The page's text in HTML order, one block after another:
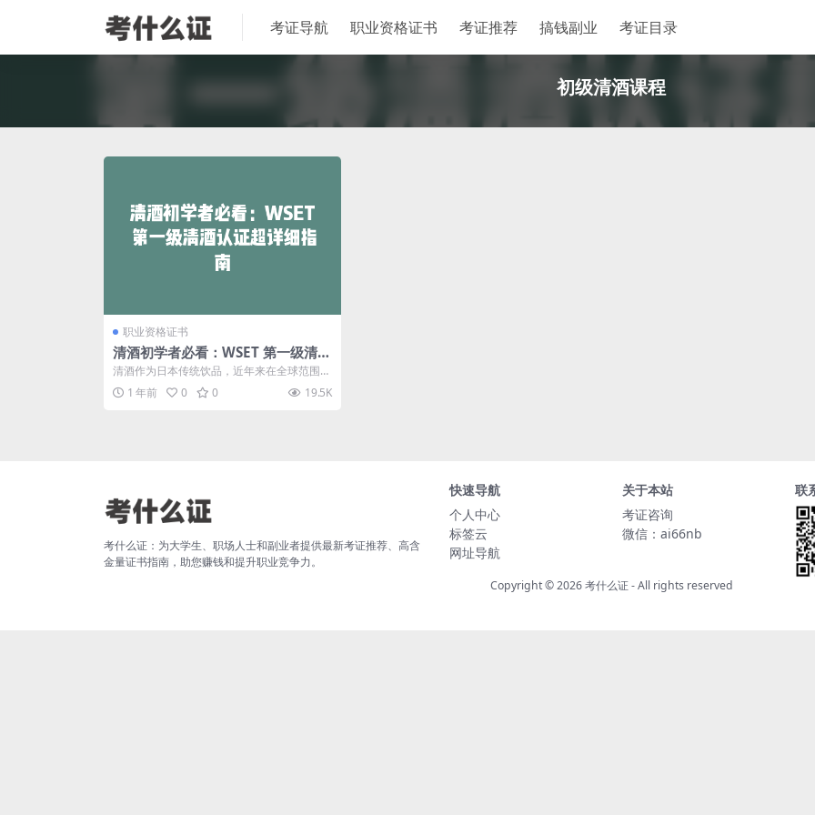
考证导航 职业资格证书 考证推荐 搞钱副业 考证目录
初级清酒课程
职业资格证书
清酒初学者必看：WSET 第一级清酒
认证超详细指南
清酒作为日本传统饮品，近年来在全球范围内
越来越受欢迎。如果你是一位清酒爱好者或
是...1 年前 0 0 19.5K
考什么证：为大学生、职场人士和副业者提供最新考证推荐、高含
金量证书指南，助您赚钱和提升职业竞争力。
快速导航
个人中心
标签云
网址导航
关于本站
考证咨询
微信：ai66nb
联
Copyright © 2026考什么证- All rights reserved